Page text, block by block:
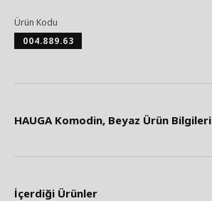
Ürün Kodu
004.889.63
HAUGA Komodin, Beyaz Ürün Bilgileri
İçerdiği Ürünler